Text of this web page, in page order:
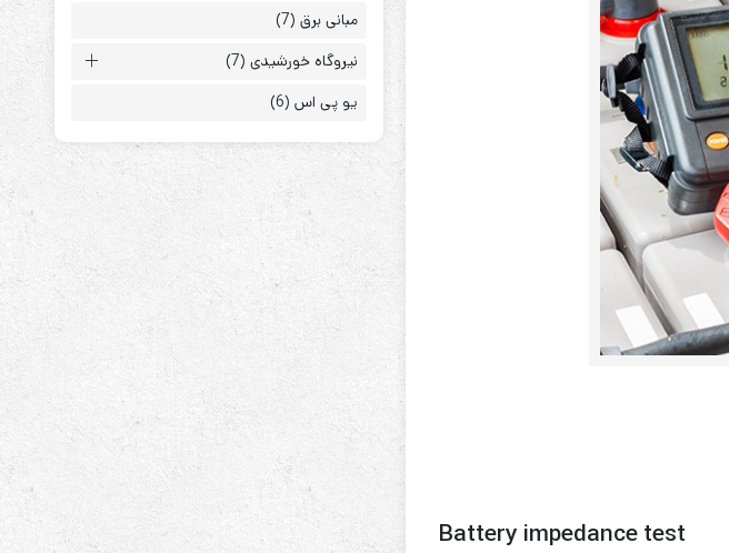
ابزارهای مدیریت یوپی‌اس
Battery impedance test
مبانی برق(7)
نیروگاه خورشیدی(7)
یو پی اس(6)